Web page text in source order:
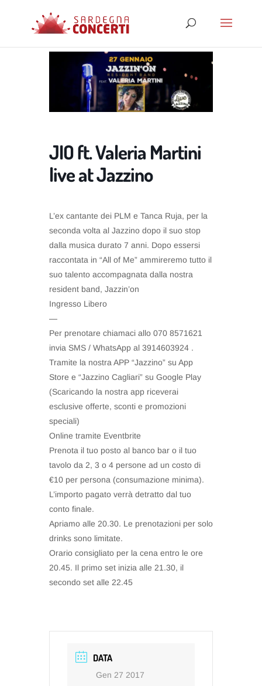
JIO ft. Valeria Martini
live at Jazzino
L’ex cantante dei PLM e Tanca Ruja, per la
seconda volta al Jazzino dopo il suo stop
dalla musica durato 7 anni. Dopo essersi
raccontata in “All of Me” ammireremo tutto il
suo talento accompagnata dalla nostra
resident band, Jazzin’on
Ingresso Libero
—
Per prenotare chiamaci allo 070 8571621
invia SMS / WhatsApp al 3914603924 .
Tramite la nostra APP “Jazzino” su App
Store e “Jazzino Cagliari” su Google Play
(Scaricando la nostra app riceverai
esclusive offerte, sconti e promozioni
speciali)
Online tramite Eventbrite
Prenota il tuo posto al banco bar o il tuo
tavolo da 2, 3 o 4 persone ad un costo di
€10 per persona (consumazione minima).
L’importo pagato verrà detratto dal tuo
conto finale.
Apriamo alle 20.30. Le prenotazioni per solo
drinks sono limitate.
Orario consigliato per la cena entro le ore
20.45. Il primo set inizia alle 21.30, il
secondo set alle 22.45
DATA
Gen 27 2017